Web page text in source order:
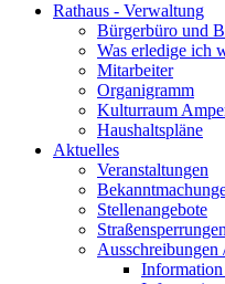
Rathaus - Verwaltung
Bürgerbüro und
Was erledige ich
Mitarbeiter
Organigramm
Kulturraum
Haushaltspläne
Aktuelles
Veranstaltungen
Stellenangebote
Ausschreibungen
Information